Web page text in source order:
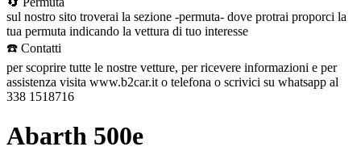
sul nostro sito troverai la sezione -permuta- dove protrai proporci la
tua permuta indicando la vettura di tuo interesse
☎️ Contatti
per scoprire tutte le nostre vetture, per ricevere informazioni e per
assistenza visita www.b2car.it o telefona o scrivici su whatsapp al
338 1518716
Abarth 500e